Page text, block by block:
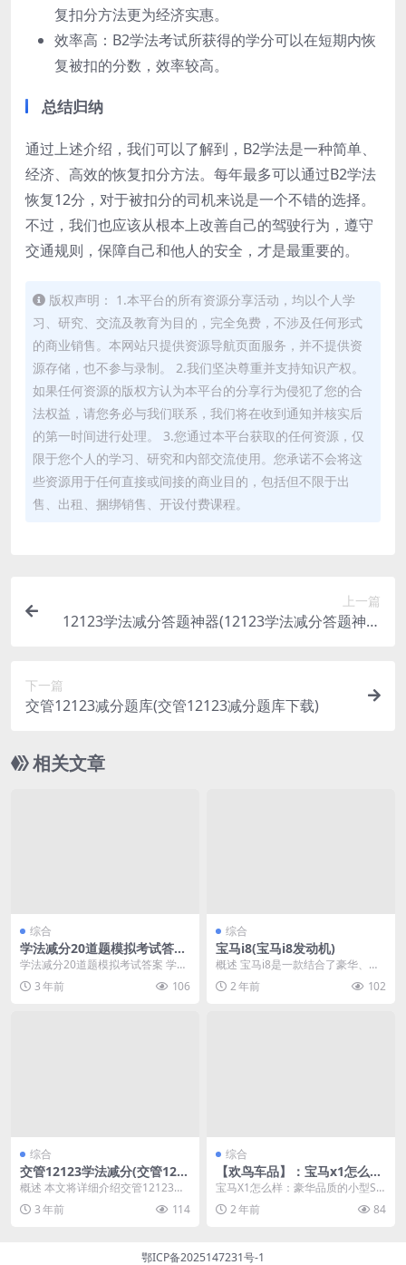
复扣分方法更为经济实惠。
效率高：B2学法考试所获得的学分可以在短期内恢
复被扣的分数，效率较高。
总结归纳
通过上述介绍，我们可以了解到，B2学法是一种简单、
经济、高效的恢复扣分方法。每年最多可以通过B2学法
恢复12分，对于被扣分的司机来说是一个不错的选择。
不过，我们也应该从根本上改善自己的驾驶行为，遵守
交通规则，保障自己和他人的安全，才是最重要的。
版权声明： 1.本平台的所有资源分享活动，均以个人学
习、研究、交流及教育为目的，完全免费，不涉及任何形式
的商业销售。本网站只提供资源导航页面服务，并不提供资
源存储，也不参与录制。 2.我们坚决尊重并支持知识产权。
如果任何资源的版权方认为本平台的分享行为侵犯了您的合
法权益，请您务必与我们联系，我们将在收到通知并核实后
的第一时间进行处理。 3.您通过本平台获取的任何资源，仅
限于您个人的学习、研究和内部交流使用。您承诺不会将这
些资源用于任何直接或间接的商业目的，包括但不限于出
售、出租、捆绑销售、开设付费课程。
上一篇
12123学法减分答题神器(12123学法减分答题神器
下一篇
交管12123减分题库(交管12123减分题库下载)
相关文章
综合
学法减分20道题模拟考试答案
(学法减分20道题减几分)
学法减分20道题模拟考试答案 学法
是每个法律从业人员必须掌握的基
础知识，其中涉及...
3 年前 106
综合
宝马i8(宝马i8发动机)
概述 宝马i8是一款结合了豪华、性
能和环保的混合动力跑车，它将传
统的汽油发动机与...
2 年前 102
综合
交管12123学法减分(交管121
23学法减分一次能减几分)
概述 本文将详细介绍交管12123学
法减分的相关内容。交管12123学
法减分是指...
3 年前 114
综合
【欢鸟车品】：宝马x1怎么样
(2023宝马x1最新款价格)
宝马X1怎么样：豪华品质的小型SU
V学法减分怎么快速通过 宝马X1是
一款极具魅力...
2 年前 84
鄂ICP备2025147231号-1